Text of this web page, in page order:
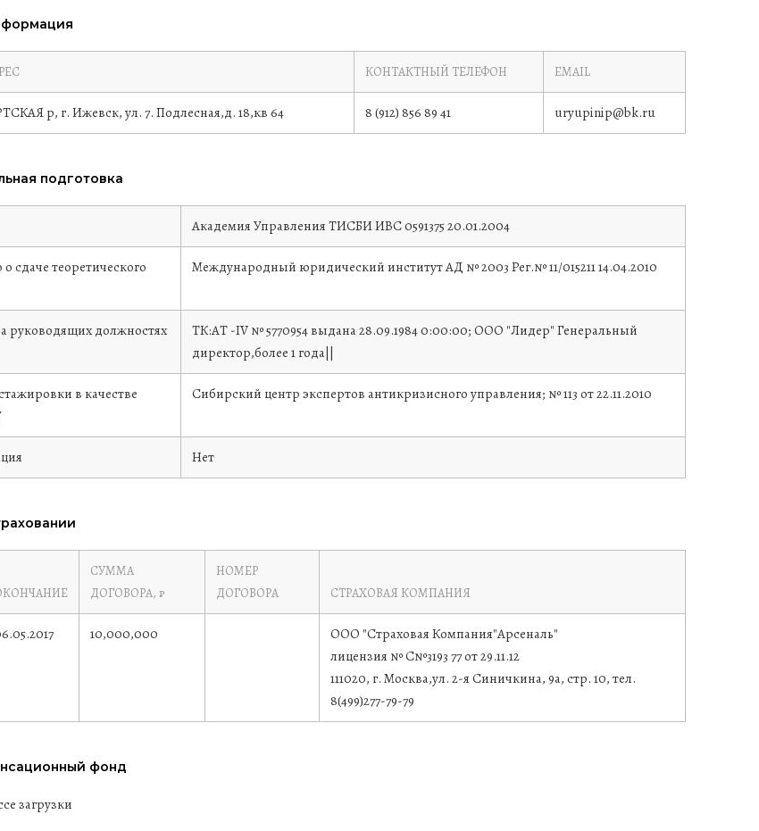
КОНТАКТНЫЙ ТЕЛЕФОН EMAIL
р, г. Ижевск, ул. 7. Подлесная,д. 18,кв 64 8 (912) 856 89 41 uryupinip@bk.ru
подготовка
Академия Управления ТИСБИИВС 0591375 20.01.2004
сдаче теоретического
Международный юридический институтАД № 2003 Рег.№ 11/01521114.04.2010
руководящих должностях
ТК:АТ -IV № 5770954 выдана 28.09.1984 0:00:00; ООО "Лидер" Генеральный
директор,более 1 года||
в качестве
Сибирский центр экспертов антикризисного управления; № 113 от 22.11.2010
Нет
СУММА
ДОГОВОРА, ₽
НОМЕР
ДОГОВОРА
СТРАХОВАЯ КОМПАНИЯ
10,000,000
ООО "Страховая Компания"Арсеналь"
лицензия № С№3193 77 от 29.11.12
111020, г. Москва,ул. 2-я Синичкина, 9а, стр. 10, тел.
8(499)277-79-79
фонд
загрузки